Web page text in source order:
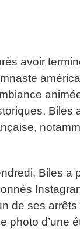
avoir
Biles
Biles a
de ses
photo d’une